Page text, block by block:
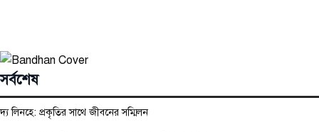
সর্বশেষ
দ্য লিনহে: প্রকৃতির সাথে জীবনের সম্মিলন